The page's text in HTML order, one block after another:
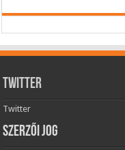
Twitter
Twitter
Szerzői jog